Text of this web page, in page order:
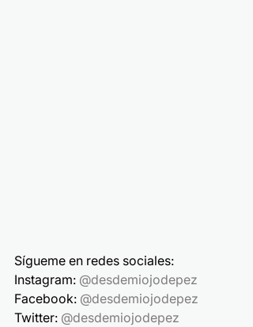
Sígueme en redes sociales:
Instagram: @desdemiojodepez
Facebook: @desdemiojodepez
Twitter: @desdemiojodepez